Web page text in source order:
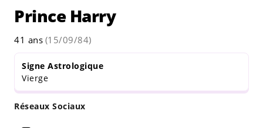
Prince Harry
41 ans (15/09/84)
Signe Astrologique
Vierge
Réseaux Sociaux